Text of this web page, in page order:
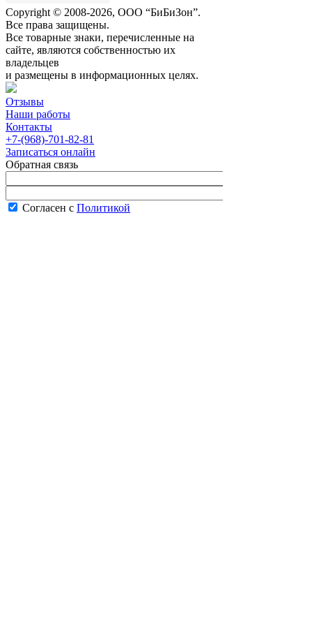
Copyright © 2008-2026, ООО “БиБиЗон”.
Все права защищены.
Все товарные знаки, перечисленные на
сайте, являются собственностью их
владельцев
и размещены в информационных целях.
Отзывы
Наши работы
Контакты
+7-(968)-701-82-81
Записаться онлайн
Обратная связь
Согласен с Политикой